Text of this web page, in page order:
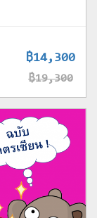
฿14,300
฿19,300